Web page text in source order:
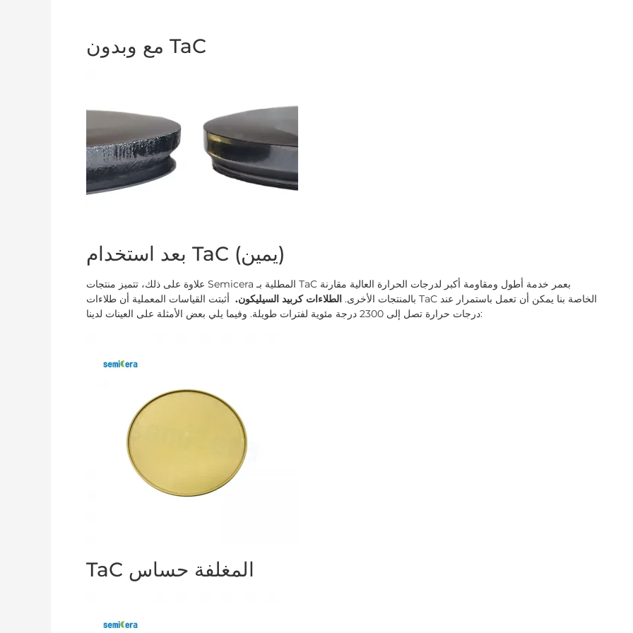
مع وبدون TaC
بعد استخدام TaC (يمين)
علاوة على ذلك، تتميز منتجات Semicera المطلية بـ TaC بعمر خدمة أطول ومقاومة أكبر لدرجات الحرارة العالية مقارنة
بالمنتجات الأخرى. الطلاءات كربيد السيليكون. أثبتت القياسات المعملية أن طلاءات TaC الخاصة بنا يمكن أن تعمل باستمرار عند
درجات حرارة تصل إلى 2300 درجة مئوية لفترات طويلة. وفيما يلي بعض الأمثلة على العينات لدينا:
TaC المغلفة حساس